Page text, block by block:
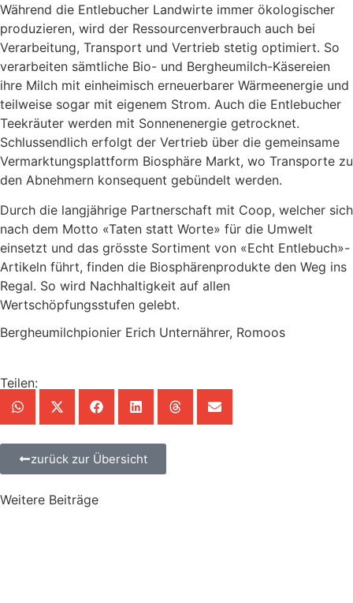
Während die Entlebucher Landwirte immer ökologischer
produzieren, wird der Ressourcenverbrauch auch bei
Verarbeitung, Transport und Vertrieb stetig optimiert. So
verarbeiten sämtliche Bio- und Bergheumilch-Käsereien
ihre Milch mit einheimisch erneuerbarer Wärmeenergie und
teilweise sogar mit eigenem Strom. Auch die Entlebucher
Teekräuter werden mit Sonnenenergie getrocknet.
Schlussendlich erfolgt der Vertrieb über die gemeinsame
Vermarktungsplattform Biosphäre Markt, wo Transporte zu
den Abnehmern konsequent gebündelt werden.
Durch die langjährige Partnerschaft mit Coop, welcher sich
nach dem Motto «Taten statt Worte» für die Umwelt
einsetzt und das grösste Sortiment von «Echt Entlebuch»-
Artikeln führt, finden die Biosphärenprodukte den Weg ins
Regal. So wird Nachhaltigkeit auf allen
Wertschöpfungsstufen gelebt.
Bergheumilchpionier Erich Unternährer, Romoos
Teilen:
zurück zur Übersicht
Weitere Beiträge